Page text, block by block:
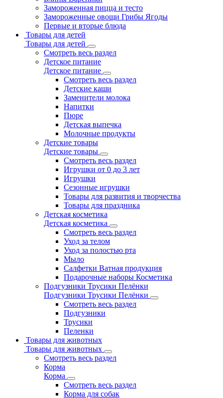
Замороженная пицца и тесто
Замороженные овощи Грибы Ягоды
Первые и вторые блюда
Товары для детей
Товары для детей
Смотреть весь раздел
Детское питание
Детское питание
Смотреть весь раздел
Детские каши
Заменители молока
Напитки
Пюре
Детская выпечка
Молочные продукты
Детские товары
Детские товары
Смотреть весь раздел
Игрушки от 0 до 3 лет
Игрушки
Сезонные игрушки
Товары для развития и творчества
Товары для праздника
Детская косметика
Детская косметика
Смотреть весь раздел
Уход за телом
Уход за полостью рта
Мыло
Салфетки Ватная продукция
Подарочные наборы Косметика
Подгузники Трусики Пелёнки
Подгузники Трусики Пелёнки
Смотреть весь раздел
Подгузники
Трусики
Пеленки
Товары для животных
Товары для животных
Смотреть весь раздел
Корма
Корма
Смотреть весь раздел
Корма для собак